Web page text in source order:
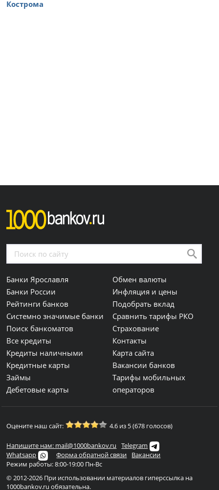
Кострома
Банки Ярославля
Банки России
Рейтинги банков
Системно значимые банки
Поиск банкоматов
Все кредиты
Кредиты наличными
Кредитные карты
Займы
Дебетовые карты
Обмен валюты
Инфляция и цены
Подобрать вклад
Сравнить тарифы РКО
Страхование
Контакты
Карта сайта
Вакансии банков
Тарифы мобильных
операторов
Оцените наш сайт: 4.6 из 5 (678 голосов)
Напишите нам: mail@1000bankov.ru
Telegram
Whatsapp
Форма обратной связи
Вакансии
Режим работы: 8:00-19:00 Пн-Вс
© 2012-2026 При использовании материалов гиперссылка на
1000bankov.ru обязательна.